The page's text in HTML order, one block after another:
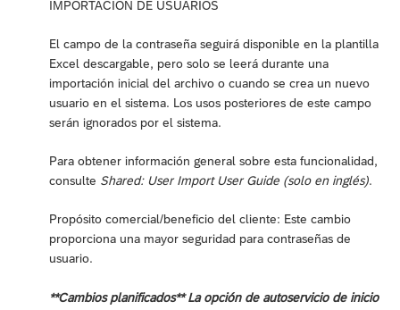
IMPORTACIÓN DE USUARIOS
El campo de la contraseña seguirá disponible en la plantilla
Excel descargable, pero solo se leerá durante una
importación inicial del archivo o cuando se crea un nuevo
usuario en el sistema. Los usos posteriores de este campo
serán ignorados por el sistema.
Para obtener información general sobre esta funcionalidad,
consulte Shared: User Import User Guide (solo en inglés).
Propósito comercial/beneficio del cliente: Este cambio
proporciona una mayor seguridad para contraseñas de
usuario.
**Cambios planificados** La opción de autoservicio de inicio